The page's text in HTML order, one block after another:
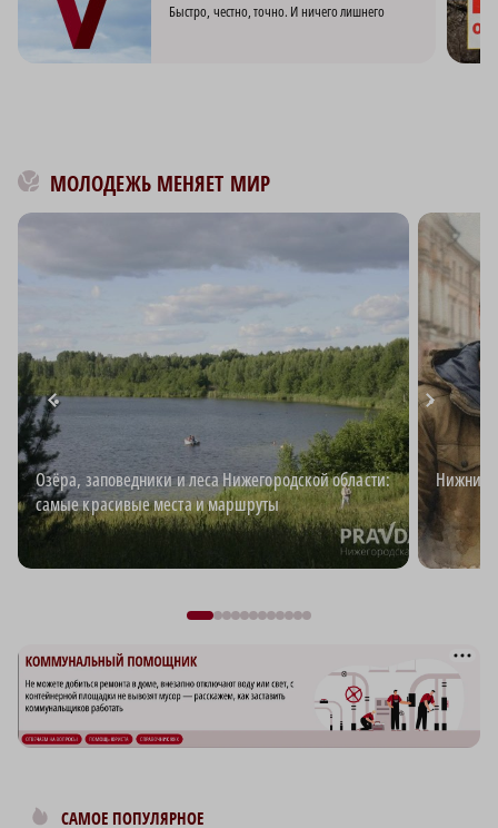
Быстро, честно, точно. И ничего лишнего
МОЛОДЕЖЬ МЕНЯЕТ МИР
Озёра, заповедники и леса Нижегородской области:
самые красивые места и маршруты
Нижний
САМОЕ ПОПУЛЯРНОЕ